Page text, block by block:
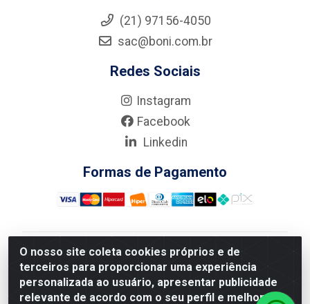
O nosso site coleta cookies próprios e de
terceiros para proporcionar uma experiência
personalizada ao usuário, apresentar publicidade
relevante de acordo com o seu perfil e melhorar a
(21) 97156-4050
sac@boni.com.br
Redes Sociais
Instagram
Facebook
Linkedin
Formas de Pagamento
Nova Boni Distribuidora de Material de Construção LTDA
- Rua Alice Tibiriçá, 330 - Vila Da Penha, Rio de
Janeiro/RJ - CEP: 21.210-110 - CNPJ: 11.003.135/0001-
27